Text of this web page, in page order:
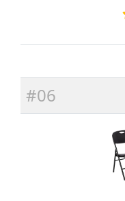
#06